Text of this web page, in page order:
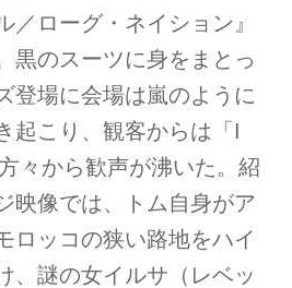
／ローグ・ネイション』
黒のスーツに身をまとっ
登場に会場は嵐のように
起こり、観客からは「I
々から歓声が沸いた。紹
映像では、トム自身がア
ロッコの狭い路地をハイ
、謎の女イルサ（レベッ